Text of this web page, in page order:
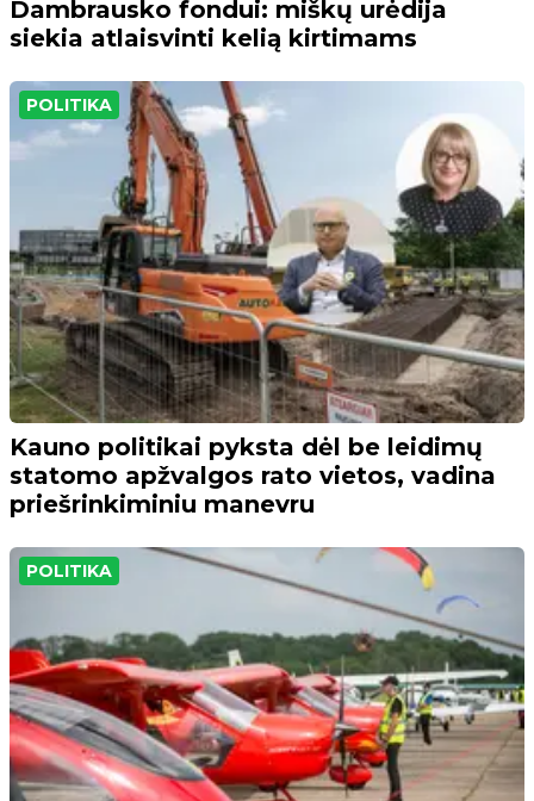
Dambrausko fondui: miškų urėdija
siekia atlaisvinti kelią kirtimams
POLITIKA
Kauno politikai pyksta dėl be leidimų
statomo apžvalgos rato vietos, vadina
priešrinkiminiu manevru
POLITIKA